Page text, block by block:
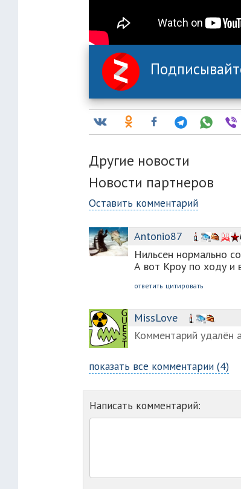
Другие новости
Новости партнеров
Оставить комментарий
Antonio87
Нильсен нормально
А вот Кроу по ходу и
ответить цитировать
MissLove
Комментарий удалён
показать все комментарии (4)
Написать комментарий: